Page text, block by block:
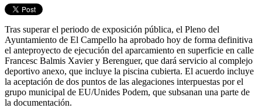
Tras superar el periodo de exposición pública, el Pleno del
Ayuntamiento de El Campello ha aprobado hoy de forma definitiva
el anteproyecto de ejecución del aparcamiento en superficie en calle
Francesc Balmis Xavier y Berenguer, que dará servicio al complejo
deportivo anexo, que incluye la piscina cubierta. El acuerdo incluye
la aceptación de dos puntos de las alegaciones interpuestas por el
grupo municipal de EU/Unides Podem, que subsanan una parte de
la documentación.